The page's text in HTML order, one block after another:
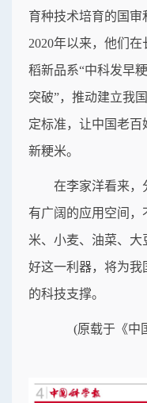
育种技术培育的国审
2020年以来，他们
稻新品系“中科发早
突破”，推动建立我
定标准，让中国老
新粳米。
在李家洋看来，
有广阔的应用空间，
米、小麦、油菜、大
好这一利器，将为我
的科技支撑。
(原载于《中